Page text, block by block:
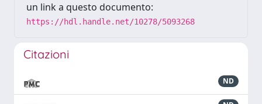
un link a questo documento:
https://hdl.handle.net/10278/5093268
Citazioni
ND